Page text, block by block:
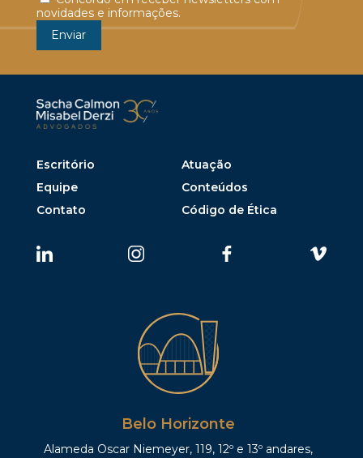
novidades e informações.
Escritório
Atuação
Equipe
Conteúdos
Contato
Código de Ética
Belo Horizonte
Alameda Oscar Niemeyer, 119, 12º e 13º andares,